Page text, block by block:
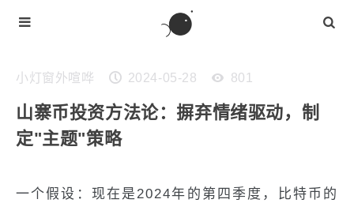
小灯窗外喧哗 2024-05-28 801
山寨币投资方法论：摒弃情绪驱动，制
定"主题"策略
一个假设：现在是2024年的第四季度，比特币的